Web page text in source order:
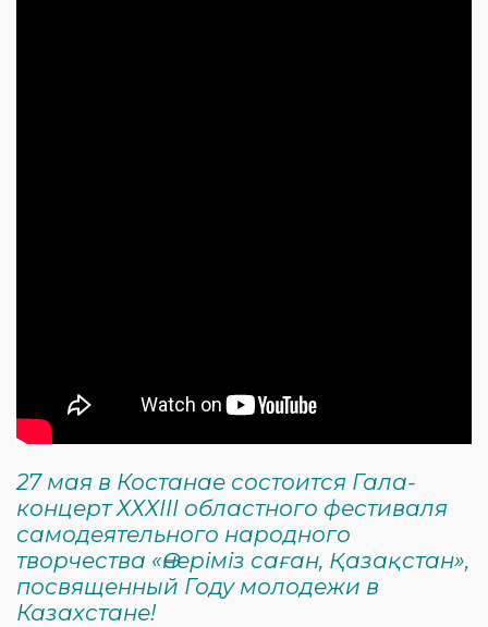
27 мая в Костанае состоится Гала-
концерт ХХХIIІ областного фестиваля
самодеятельного народного
творчества «Өнеріміз саған, Қазақстан»,
посвященный Году молодежи в
Казахстане!